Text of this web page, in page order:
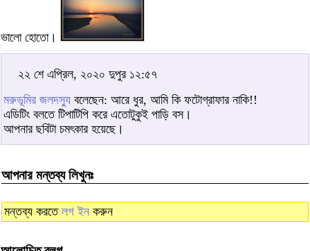
ভালো হোতো।
২২ শে এপ্রিল, ২০২০ দুপুর ১২:৫৭
মরুভূমির জলদস্যু বলেছেন: আরে ধুর, আমি কি ফটোগ্রাফার নাকি!!
এডিটিং বলতে টিপাটিপি করে এতোটুকুই পাড়ি বস।
আপনার ছবিটা চমৎকার হয়েছে।
আপনার মন্তব্য লিখুনঃ
মন্তব্য করতে লগ ইন করুন